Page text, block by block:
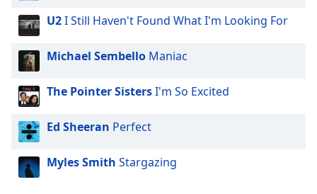
Opacity
Font
Size
Text
Edge
Style
U2I Still Haven't Found What I'm Looking For
Michael Sembello Maniac
The Pointer SistersI'm So Excited
Ed Sheeran Perfect
Myles Smith Stargazing